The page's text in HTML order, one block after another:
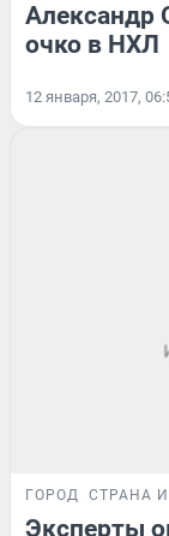
Александр
очко в НХЛ
12 января, 2017,
ГОРОД СТРАНА
Эксперты